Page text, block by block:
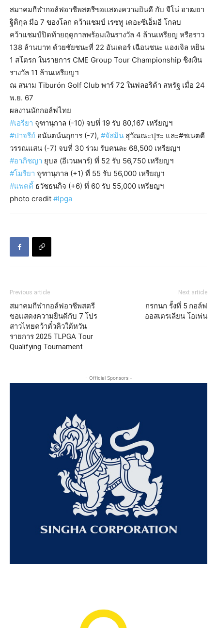
สมาคมกีฬากอล์ฟอาชีพสตรีขอเเสดงความยินดี กับ จีโน่ อาฒยา
ฐิติกุล มือ 7 ของโลก คว้าแชมป์ เรซทู เดอะซีเอ็มอี โกลบ
คว้าแชมป์ปิดท้ายฤดูกาลพร้อมเงินรางวัล 4 ล้านเหรียญ หรือราว
138 ล้านบาท ด้วยชัยชนะที่ 22 อันเดอร์ เฉือนชนะ แองเจิล หยิน
1 สโตรก ในรายการ CME Group Tour Championship ชิงเงิน
รางวัล 11 ล้านเหรียญฯ
ณ สนาม Tiburón Golf Club พาร์ 72 ในฟลอริด้า สหรัฐ เมื่อ 24
พ.ย. 67
ผลงานนักกอล์ฟไทย
#เอรียา จุฑานุกาล (-10) จบที่ 19 รับ 80,167 เหรียญฯ
#ปาจรีย์ อนันตน์นฤการ (-7), #จัสมิน สุวัณณะปุระ และ#ชเนตตี
วรรณแสน (-7) จบที่ 30 ร่วม รับคนละ 68,500 เหรียญฯ
#อาภิชญา ยุบล (อีเวนพาร์) ที่ 52 รับ 56,750 เหรียญฯ
#โมรียา จุฑานุกาล (+1) ที่ 55 รับ 56,000 เหรียญฯ
#แพตตี้ ธวัชธนกิจ (+6) ที่ 60 รับ 55,000 เหรียญฯ
photo credit #lpga
Previous article
สมาคมกีฬากอล์ฟอาชีพสตรี
ขอเเสดงความยินดีกับ 7 โปร
สาวไทยคว้าตั๋วคิวใต้หวัน
รายการ 2025 TLPGA Tour
Qualifying Tournament
Next article
กรกนก รั้งที่ 5 กอล์ฟ
ออสเตรเลียน โอเพ่น
- Official Sponsors -